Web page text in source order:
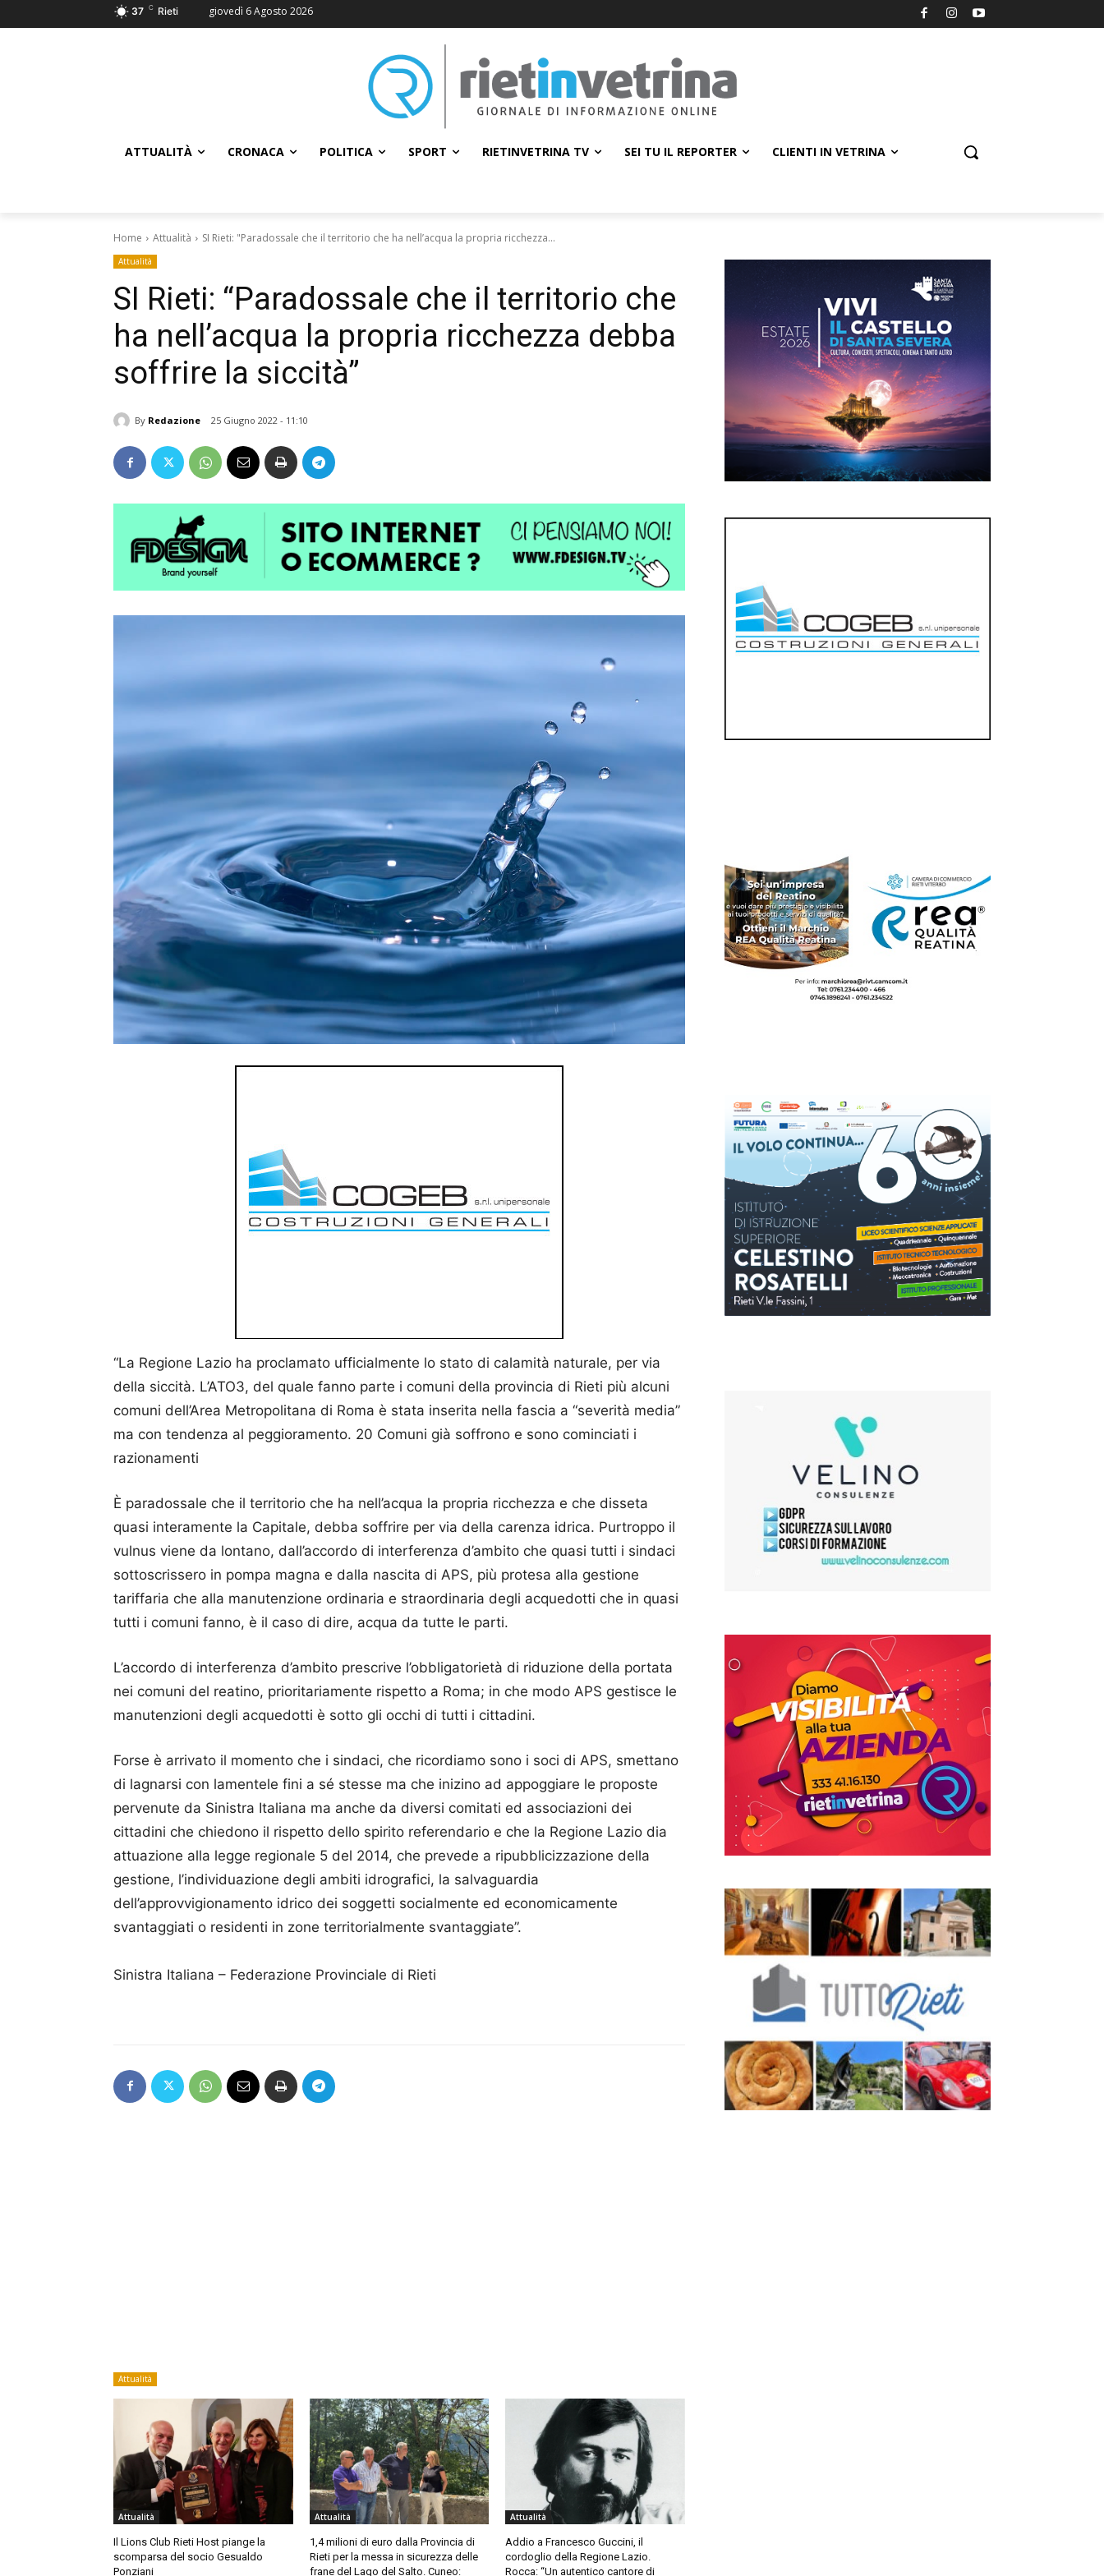
37 C Rieti giovedì 6 Agosto 2026
ATTUALITÀ CRONACA POLITICA SPORT RIETINVETRINA TV SEI TU IL REPORTER CLIENTI IN VETRINA
Home Attualità SI Rieti: "Paradossale che il territorio che ha nell’acqua la propria ricchezza...
Attualità
SI Rieti: “Paradossale che il territorio che
ha nell’acqua la propria ricchezza debba
soffrire la siccità”
By Redazione 25 Giugno 2022 - 11:10
“La Regione Lazio ha proclamato ufficialmente lo stato di calamità naturale, per via
della siccità. L’ATO3, del quale fanno parte i comuni della provincia di Rieti più alcuni
comuni dell’Area Metropolitana di Roma è stata inserita nella fascia a “severità media”
ma con tendenza al peggioramento. 20 Comuni già soffrono e sono cominciati i
razionamenti
È paradossale che il territorio che ha nell’acqua la propria ricchezza e che disseta
quasi interamente la Capitale, debba soffrire per via della carenza idrica. Purtroppo il
vulnus viene da lontano, dall’accordo di interferenza d’ambito che quasi tutti i sindaci
sottoscrissero in pompa magna e dalla nascita di APS, più protesa alla gestione
tariffaria che alla manutenzione ordinaria e straordinaria degli acquedotti che in quasi
tutti i comuni fanno, è il caso di dire, acqua da tutte le parti.
L’accordo di interferenza d’ambito prescrive l’obbligatorietà di riduzione della portata
nei comuni del reatino, prioritariamente rispetto a Roma; in che modo APS gestisce le
manutenzioni degli acquedotti è sotto gli occhi di tutti i cittadini.
Forse è arrivato il momento che i sindaci, che ricordiamo sono i soci di APS, smettano
di lagnarsi con lamentele fini a sé stesse ma che inizino ad appoggiare le proposte
pervenute da Sinistra Italiana ma anche da diversi comitati ed associazioni dei
cittadini che chiedono il rispetto dello spirito referendario e che la Regione Lazio dia
attuazione alla legge regionale 5 del 2014, che prevede a ripubblicizzazione della
gestione, l’individuazione degli ambiti idrografici, la salvaguardia
dell’approvvigionamento idrico dei soggetti socialmente ed economicamente
svantaggiati o residenti in zone territorialmente svantaggiate”.
Sinistra Italiana – Federazione Provinciale di Rieti
Attualità
Attualità
Il Lions Club Rieti Host piange la
scomparsa del socio Gesualdo
Ponziani
Attualità
1,4 milioni di euro dalla Provincia di
Rieti per la messa in sicurezza delle
frane del Lago del Salto. Cuneo:
Attualità
Addio a Francesco Guccini, il
cordoglio della Regione Lazio.
Rocca: “Un autentico cantore di